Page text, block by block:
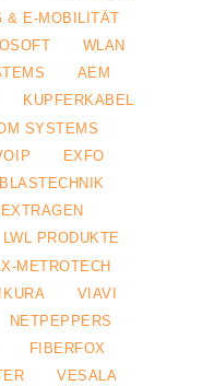
& E-MOBILITÄT
WLAN
AEM
KUPFERKABEL
SYSTEMS
EXFO
LWL PRODUKTE
METROTECH
VIAVI
NETPEPPERS
FIBERFOX
VESALA